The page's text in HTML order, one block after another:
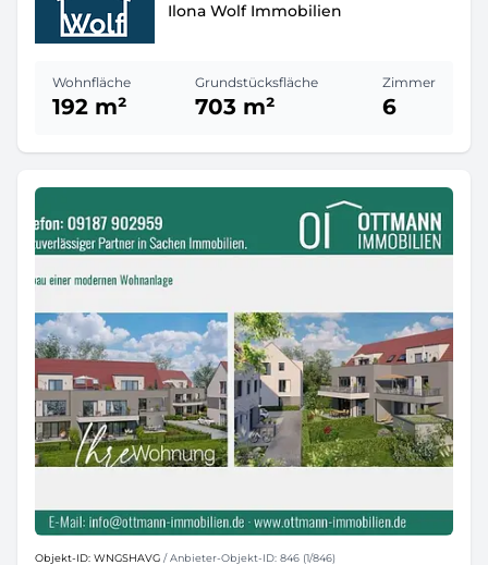
Ilona Wolf Immobilien
Wohnfläche
192 m²
Grundstücksfläche
703 m²
Zimmer
6
Objekt-ID: WNGSHAVG / Anbieter-Objekt-ID: 846 (1/846)